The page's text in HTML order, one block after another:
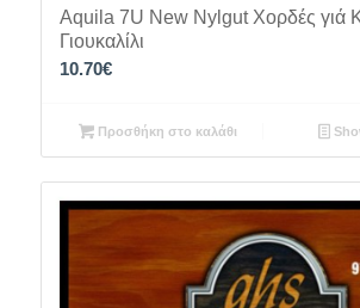
Aquila 7U Νew Nylgut Χορδές γιά
Γιουκαλίλι
10.70€
Προσθήκη στο καλάθι